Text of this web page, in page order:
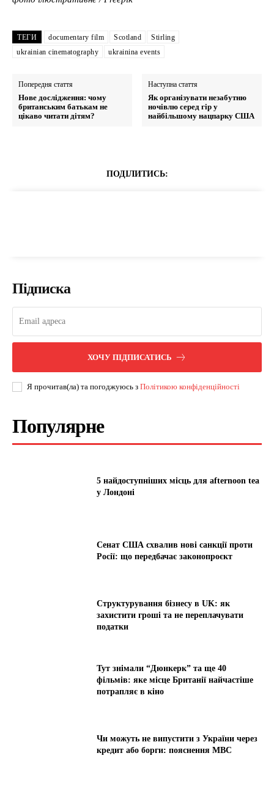
ТЕГИ documentary film Scotland
Stirling
ukrainian cinematography
ukrainina events
Попередня стаття
Нове дослідження: чому
британським батькам не
цікаво читати дітям?
Наступна стаття
Як організувати незабутню
ночівлю серед гір у
найбільшому нацпарку США
ПОДІЛИТИСЬ:
Підписка
ХОЧУ ПІДПИСАТИСЬ
Я прочитав(ла) та погоджуюсь з Політикою конфіденційності
Популярне
5 найдоступніших місць для afternoon tea
у Лондоні
Сенат США схвалив нові санкції проти
Росії: що передбачає законопроєкт
Структурування бізнесу в UK: як
захистити гроші та не переплачувати
податки
Тут знімали “Дюнкерк” та ще 40
фільмів: яке місце Британії найчастіше
потрапляє в кіно
Чи можуть не випустити з України через
кредит або борги: пояснення МВС